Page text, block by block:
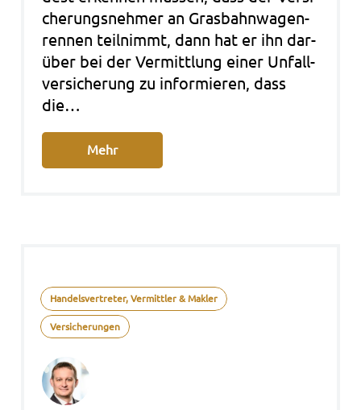
che­rungs­neh­mer an Gras­bahn­wa­gen­
ren­nen teil­nimmt, dann hat er ihn dar­
über bei der Ver­mitt­lung einer Unfall­
ver­si­che­rung zu infor­mie­ren, dass
die…
Mehr
Handelsvertreter, Vermittler & Makler
Versicherungen